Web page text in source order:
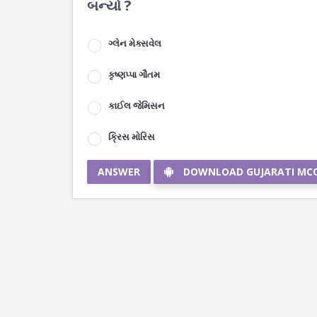
બન્યો ?
ગ્લેન મેક્સવેલ
કૃષ્ણપ્પા ગૌતમ
કાઈલ જેમિસન
ક્રિસ મોરિસ
ANSWER DOWNLOAD GUJARATI